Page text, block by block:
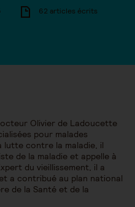
62 articles écrits
Olivier de Ladoucette
pour malades
lutte contre la maladie, il
de la maladie et appelle à
du vieillissement, il a
a contribué au plan national
de la Santé et de la